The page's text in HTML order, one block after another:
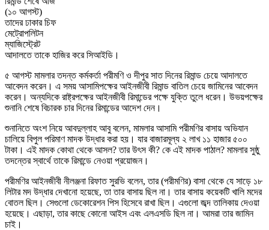
(১০ আগস্ট)
তাদের ঢাকার চিফ
মেট্রোপলিটন
ম্যাজিস্ট্রেট
আদালতে তাকে হাজির করে সিআইডি।
৫ আগস্ট মামলার তদন্ত কর্মকর্তা পরীমণি ও দীপুর সাত দিনের রিমান্ড চেয়ে আদালতে
আবেদন করেন। এ সময় আসামিপক্ষের আইনজীবী রিমান্ড বাতিল চেয়ে জামিনের আবেদন
করেন। অন্যদিকে রাষ্ট্রপক্ষের আইনজীবী রিমান্ডের পক্ষে যুক্তি তুলে ধরেন। উভয়পক্ষের
শুনানি শেষে বিচারক চার দিনের রিমান্ডের আদেশ দেন।
শুনানিতে অংশ নিয়ে আবদুল্লাহ আবু বলেন, মামলার আসামি পরীমণির বাসায় অভিযান
চালিয়ে বিপুল পরিমাণ মাদক উদ্ধার করা হয়। যার বাজারমূল্য ২ লাখ ১১ হাজার ৫০০
টাকা। এই মাদক কোথা থেকে আসল? তার উৎস কী? কে এই মাদক পাঠাল? মামলার সুষ্ঠু
তদন্তের স্বার্থে তাকে রিমান্ডে নেওয়া প্রয়োজন।
পরীমণির আইনজীবী নীলঞ্জনা রিফাত সুরভি বলেন, তার (পরীমণির) বাসা থেকে যে সাড়ে ১৮
লিটার মদ উদ্ধার দেখানো হয়েছে, তা তার বাসায় ছিল না। তার বাসায় কয়েকটি খালি মদের
বোতল ছিল। সেগুলো ডেকোরেশন পিস হিসেবে রাখা ছিল। এগুলো জব্দ তালিকায় দেওয়া
হয়েছে। এছাড়া, তার কাছে কোনো আইস এবং এলএসডি ছিল না। আমরা তার জামিন
চাই।